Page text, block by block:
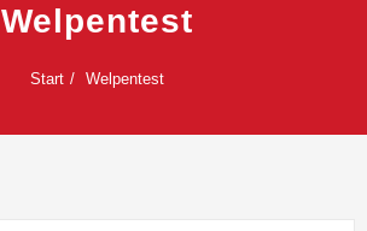
Welpentest
Start Welpentest